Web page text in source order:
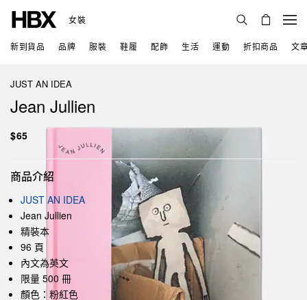
女裝
新到貨品 品牌 服裝 鞋履 配飾 生活 運動 折扣商品 文
JUST AN IDEA
Jean Jullien
$65
商品介紹
JUST AN IDEA
Jean Jullien
精裝本
96 頁
內文為英文
限量 500 冊
顏色：粉紅色